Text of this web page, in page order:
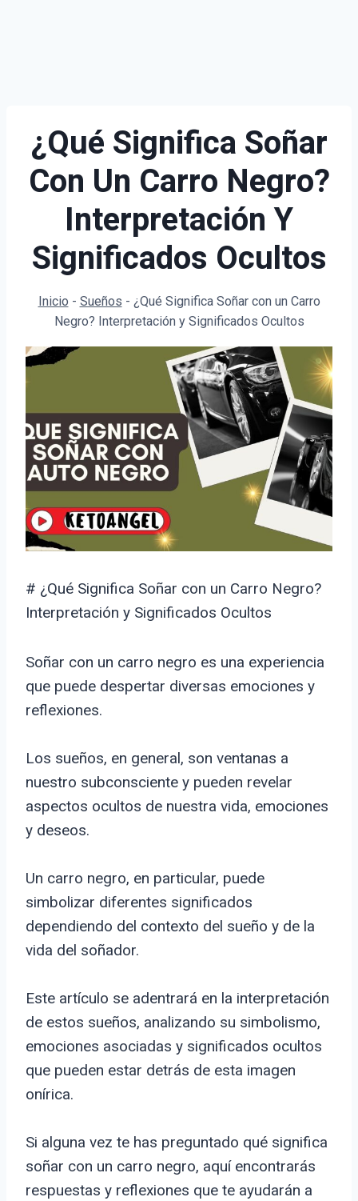
¿Qué Significa Soñar
Con Un Carro Negro?
Interpretación Y
Significados Ocultos
Inicio - Sueños - ¿Qué Significa Soñar con un Carro
Negro? Interpretación y Significados Ocultos
# ¿Qué Significa Soñar con un Carro Negro?
Interpretación y Significados Ocultos
Soñar con un carro negro es una experiencia
que puede despertar diversas emociones y
reflexiones.
Los sueños, en general, son ventanas a
nuestro subconsciente y pueden revelar
aspectos ocultos de nuestra vida, emociones
y deseos.
Un carro negro, en particular, puede
simbolizar diferentes significados
dependiendo del contexto del sueño y de la
vida del soñador.
Este artículo se adentrará en la interpretación
de estos sueños, analizando su simbolismo,
emociones asociadas y significados ocultos
que pueden estar detrás de esta imagen
onírica.
Si alguna vez te has preguntado qué significa
soñar con un carro negro, aquí encontrarás
respuestas y reflexiones que te ayudarán a